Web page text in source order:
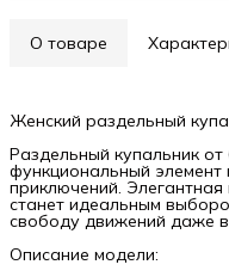
О товаре
Женский раздельный
Раздельный купальник
функциональный
приключений.
станет идеальным
свободу движений даже
Описание модели: